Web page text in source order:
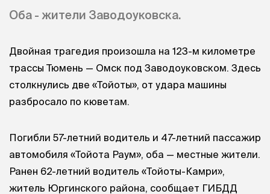
Оба - жители Заводоуковска.
Двойная трагедия произошла на 123-м километре
трассы Тюмень — Омск под Заводоуковском. Здесь
столкнулись две «Тойоты», от удара машины
разбросало по кюветам.
Погибли 57-летний водитель и 47-летний пассажир
автомобиля «Тойота Раум», оба — местные жители.
Ранен 62-летний водитель «Тойоты-Камри»,
житель Юргинского района, сообщает ГИБДД